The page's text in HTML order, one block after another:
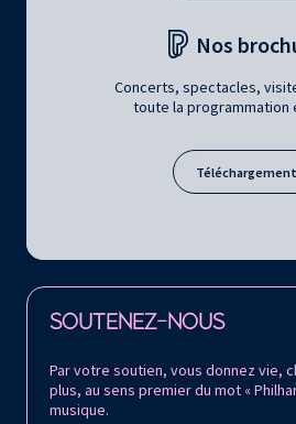
Nos
Concerts, spectacles,
toute la programmation
Téléchargement
SOUTENEZ-NOUS
Par votre soutien, vous donnez vie,
plus, au sens premier du mot «
musique.
Retrouvez la Philharmonie de Paris sur